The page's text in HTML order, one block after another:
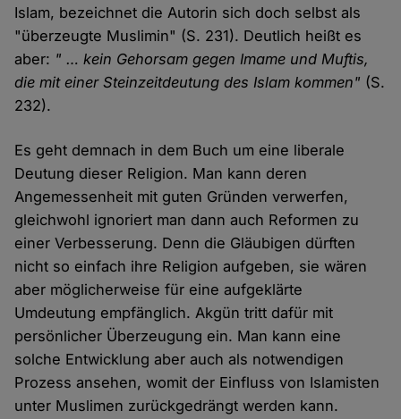
Islam, bezeichnet die Autorin sich doch selbst als
"überzeugte Muslimin" (S. 231). Deutlich heißt es
aber: " … kein Gehorsam gegen Imame und Muftis,
die mit einer Steinzeitdeutung des Islam kommen" (S.
232).
Es geht demnach in dem Buch um eine liberale
Deutung dieser Religion. Man kann deren
Angemessenheit mit guten Gründen verwerfen,
gleichwohl ignoriert man dann auch Reformen zu
einer Verbesserung. Denn die Gläubigen dürften
nicht so einfach ihre Religion aufgeben, sie wären
aber möglicherweise für eine aufgeklärte
Umdeutung empfänglich. Akgün tritt dafür mit
persönlicher Überzeugung ein. Man kann eine
solche Entwicklung aber auch als notwendigen
Prozess ansehen, womit der Einfluss von Islamisten
unter Muslimen zurückgedrängt werden kann.